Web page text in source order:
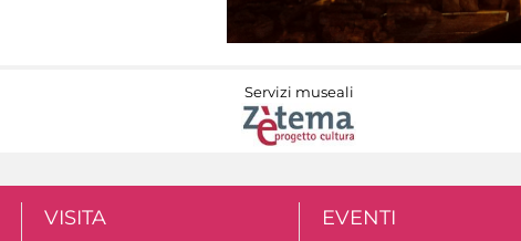
Servizi museali
VISITA EVENTI